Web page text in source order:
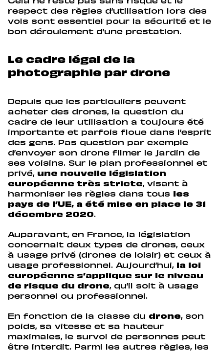
Cela ne reste pas sans risque et le
respect des règles d’utilisation lors des
vols sont essentiel pour la sécurité et le
bon déroulement d’une prestation.
Le cadre légal de la
photographie par drone
Depuis que les particuliers peuvent
acheter des drones, la question du
cadre de leur utilisation a toujours été
importante et parfois floue dans l’esprit
des gens. Pas question par exemple
d’envoyer son drone filmer le jardin de
ses voisins. Sur le plan professionnel et
privé, une nouvelle législation
européenne très stricte, visant à
harmoniser les règles dans tous
les
pays de l’UE, a été mise en place le 31
décembre 2020.
Auparavant, en France, la législation
concernait deux types de drones, ceux
à usage privé (drones de loisir) et ceux à
usage professionnel. Aujourd’hui,
la loi
européenne s’applique sur le niveau
de risque du drone, qu’il soit à usage
personnel ou professionnel.
En fonction de la classe du drone, son
poids, sa vitesse et sa hauteur
maximales, le survol de personnes peut
être interdit. Parmi les autres règles, les